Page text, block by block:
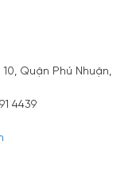
Quận Phú Nhuận,
4439